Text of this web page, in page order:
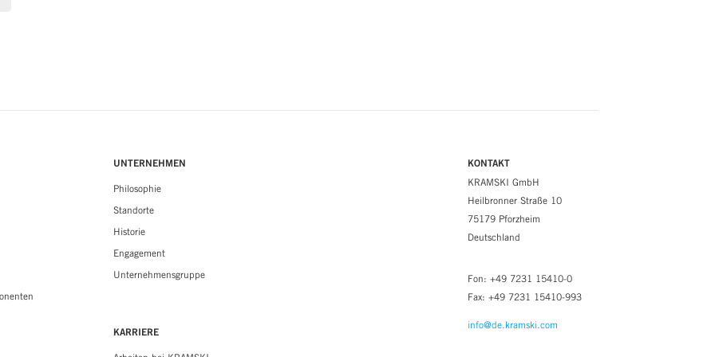
UNTERNEHMEN
Philosophie
Standorte
Historie
Engagement
Unternehmensgruppe
KARRIERE
KONTAKT
KRAMSKI GmbH
Heilbronner Straße 10
75179 Pforzheim
Deutschland
Fon: +49 7231 15410-0
Fax: +49 7231 15410-993
info@de.kramski.com